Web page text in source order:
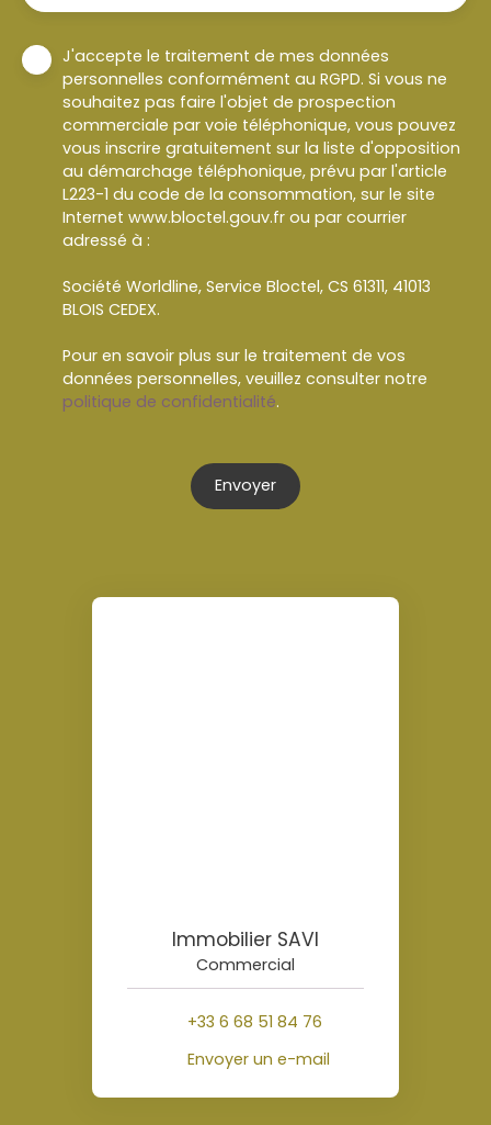
J'accepte le traitement de mes données
personnelles conformément au RGPD. Si vous ne
souhaitez pas faire l'objet de prospection
commerciale par voie téléphonique, vous pouvez
vous inscrire gratuitement sur la liste d'opposition
au démarchage téléphonique, prévu par l'article
L223-1 du code de la consommation, sur le site
Internet www.bloctel.gouv.fr ou par courrier
adressé à :
Société Worldline, Service Bloctel, CS 61311, 41013
BLOIS CEDEX.
Pour en savoir plus sur le traitement de vos
données personnelles, veuillez consulter notre
politique de confidentialité.
Envoyer
Immobilier SAVI
Commercial
+33 6 68 51 84 76
Envoyer un e-mail